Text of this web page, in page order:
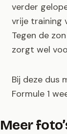
verder
vrije training
Tegen de
zorgt wel
Bij deze dus
Formule 1
Meer